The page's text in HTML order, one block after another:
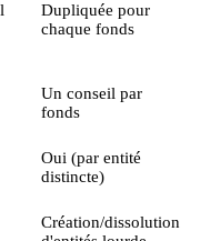
Dupliquée pour
chaque fonds
Un conseil par
fonds
Oui (par entité
distincte)
Création/dissolution